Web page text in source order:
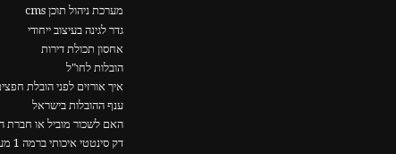
מערכת ניהול תוכן cms
גדר לגינה בעיצוב ייחודי
אחסון תכולת דירות
הובלות לחו"ל
איך אורזים לפני הובלת
ענף ההובלות בישראל
האם לשכור מוביל או חברת
דק סינטטי איכותי ברמה 1 מעל כולם